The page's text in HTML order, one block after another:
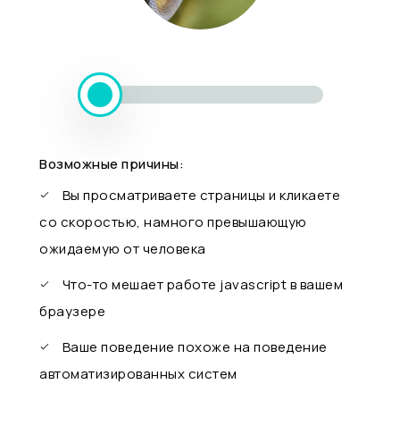
Возможные причины:
Вы просматриваете страницы и кликаете
со скоростью, намного превышающую
ожидаемую от человека
Что-то мешает работе javascript в вашем
браузере
Ваше поведение похоже на поведение
автоматизированных систем